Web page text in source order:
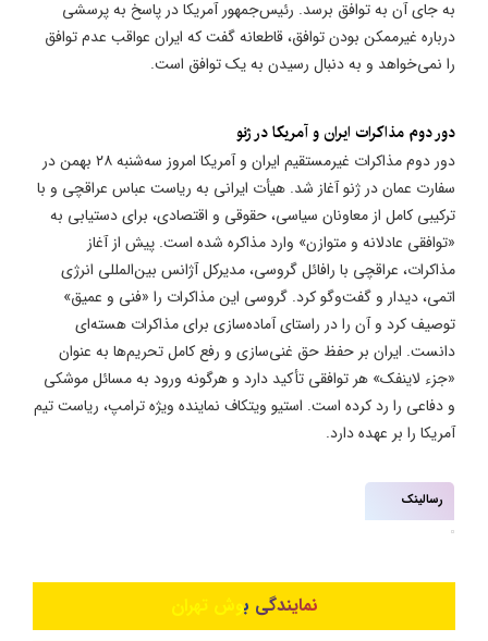
به جای آن به توافق برسد. رئیس‌جمهور آمریکا در پاسخ به پرسشی
درباره غیرممکن بودن توافق، قاطعانه گفت که ایران عواقب عدم توافق
را نمی‌خواهد و به دنبال رسیدن به یک توافق است.
دور دوم مذاکرات ایران و آمریکا در ژنو
دور دوم مذاکرات غیرمستقیم ایران و آمریکا امروز سه‌شنبه ۲۸ بهمن در
سفارت عمان در ژنو آغاز شد. هیأت ایرانی به ریاست عباس عراقچی و با
ترکیبی کامل از معاونان سیاسی، حقوقی و اقتصادی، برای دستیابی به
«توافقی عادلانه و متوازن» وارد مذاکره شده است. پیش از آغاز
مذاکرات، عراقچی با رافائل گروسی، مدیرکل آژانس بین‌المللی انرژی
اتمی، دیدار و گفت‌وگو کرد. گروسی این مذاکرات را «فنی و عمیق»
توصیف کرد و آن را در راستای آماده‌سازی برای مذاکرات هسته‌ای
دانست. ایران بر حفظ حق غنی‌سازی و رفع کامل تحریم‌ها به عنوان
«جزء لاینفک» هر توافقی تأکید دارد و هرگونه ورود به مسائل موشکی
و دفاعی را رد کرده است. استیو ویتکاف نماینده ویژه ترامپ، ریاست تیم
آمریکا را بر عهده دارد.
رسالینک
نمایندگی بوش تهران